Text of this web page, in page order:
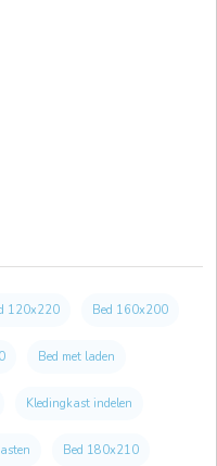
120x220 Bed 160x200
Bed met laden
Kledingkast indelen
Bed 180x210